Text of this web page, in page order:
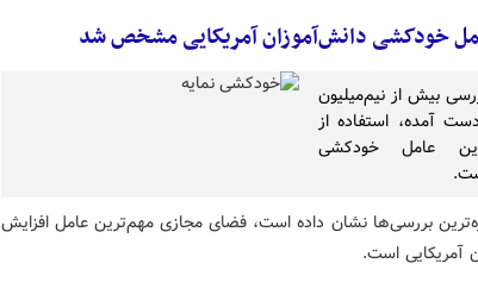
خودکشی دانش‌آموزان آمریکایی مشخص شد
بیش از نیم‌میلیون
آمده، استفاده از
عامل خودکشی
بررسی‌ها نشان داده است، فضای مجازی مهم‌ترین عامل افزایش
آمریکایی است.